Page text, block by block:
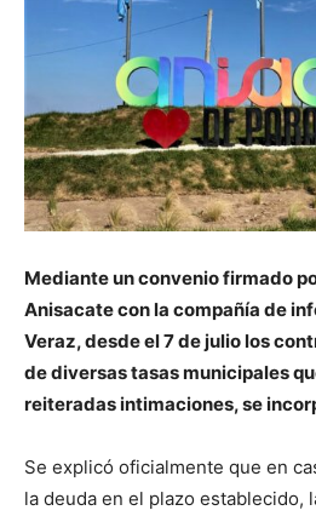
Mediante un convenio firmado
Anisacate con la compañía de
Veraz, desde el 7 de julio los
de diversas tasas municipales
reiteradas intimaciones, se
Se explicó oficialmente que en
la deuda en el plazo establecido,